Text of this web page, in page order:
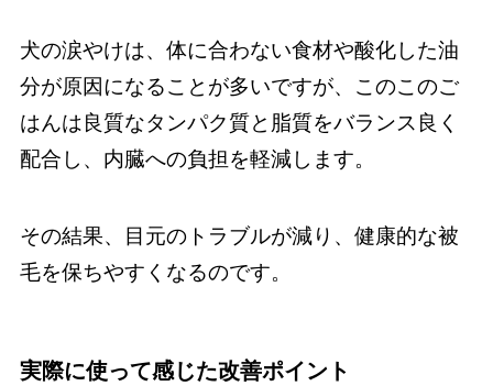
犬の涙やけは、体に合わない食材や酸化した油
分が原因になることが多いですが、このこのご
はんは良質なタンパク質と脂質をバランス良く
配合し、内臓への負担を軽減します。
その結果、目元のトラブルが減り、健康的な被
毛を保ちやすくなるのです。
実際に使って感じた改善ポイント